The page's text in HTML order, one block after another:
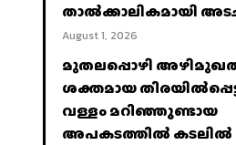
താല്‍ക്കാലികമായി
August 1, 2026
മുതലപ്പൊഴി
ശക്തമായ
വള്ളം മറിഞ്ഞുണ്ടായ
അപകടത്തിൽ കടലിൽ